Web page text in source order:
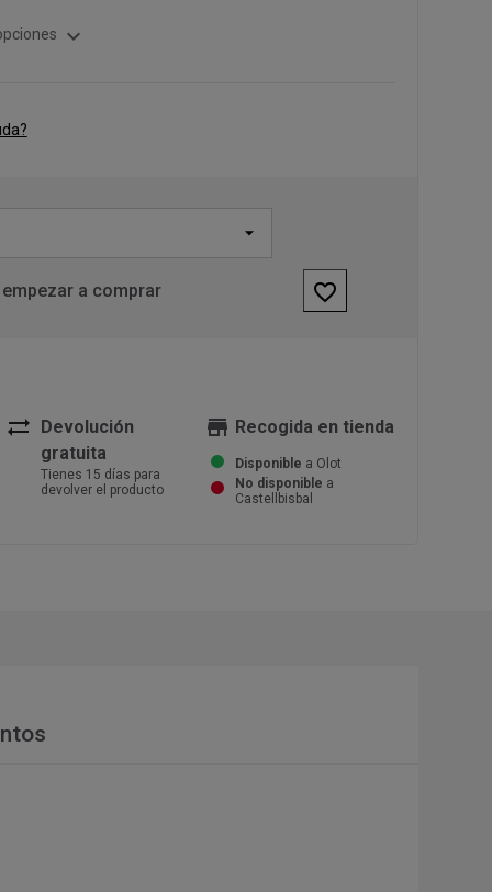
expand_more
a comprar favorite_border
sync_alt
Devolución
gratuita
Tienes 15 días para
devolver el producto
store Recogida en tienda
Disponible a Olot
No disponible a
Castellbisbal